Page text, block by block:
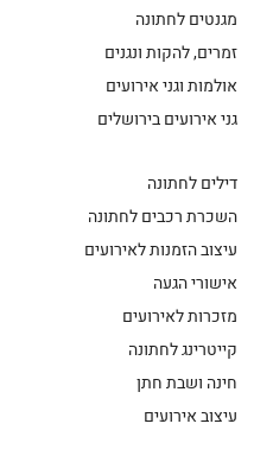
מגנטים לחתונה
זמרים, להקות ונגנים
אולמות וגני אירועים
גני אירועים בירושלים
דילים לחתונה
השכרת רכבים לחתונה
עיצוב הזמנות לאירועים
אישורי הגעה
מזכרות לאירועים
קייטרינג לחתונה
חינה ושבת חתן
עיצוב אירועים